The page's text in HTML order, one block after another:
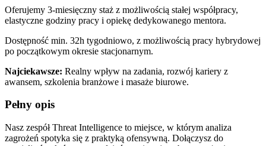
Oferujemy 3-miesięczny staż z możliwością stałej współpracy,
elastyczne godziny pracy i opiekę dedykowanego mentora.
Dostępność min. 32h tygodniowo, z możliwością pracy hybrydowej
po początkowym okresie stacjonarnym.
Najciekawsze: Realny wpływ na zadania, rozwój kariery z
awansem, szkolenia branżowe i masaże biurowe.
Pełny opis
Nasz zespół Threat Intelligence to miejsce, w którym analiza
zagrożeń spotyka się z praktyką ofensywną. Dołączysz do